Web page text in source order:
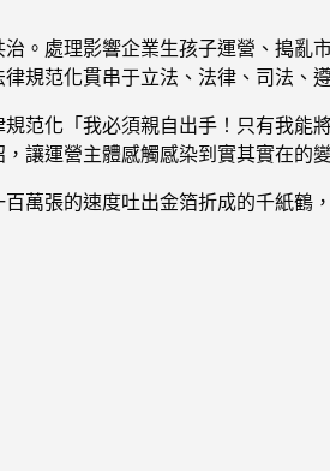
。處理影響企業生孩子運營、搗亂
規范化貫串于立法、法律、司法、
范化「我必須親自出手！只有我能
讓運營主體感觸感染到實其實在的
萬張的速度吐出金箔折成的千紙鶴